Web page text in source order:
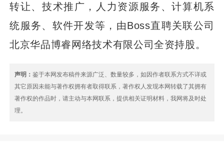
转让、技术推广，人力资源服务、计算机系
统服务、软件开发等，由Boss直聘关联公司
北京华品博睿网络技术有限公司全资持股。
声明：鉴于本网发布稿件来源广泛、数量较多，如因作者联系方式不详或
其它原因未能与著作权拥有者取得联系，著作权人发现本网转载了其拥有
著作权的作品时，请主动与本网联系，提供相关证明材料，我网将及时处
理。